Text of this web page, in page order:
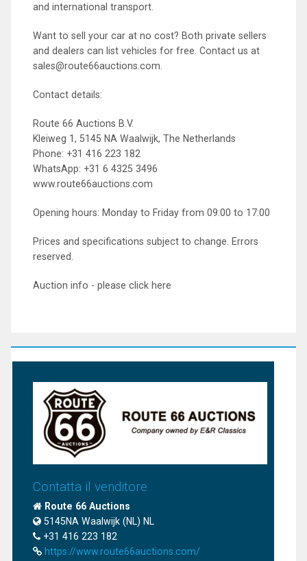
and international transport.
Want to sell your car at no cost? Both private sellers
and dealers can list vehicles for free. Contact us at
sales@route66auctions.com.
Contact details:
Route 66 Auctions B.V.
Kleiweg 1, 5145 NA Waalwijk, The Netherlands
Phone: +31 416 223 182
WhatsApp: +31 6 4325 3496
www.route66auctions.com
Opening hours: Monday to Friday from 09:00 to 17:00
Prices and specifications subject to change. Errors
reserved.
Auction info - please click here
Contatta il venditore
Route 66 Auctions
5145NA Waalwijk (NL) NL
+31 416 223 182
https://www.route66auctions.com/